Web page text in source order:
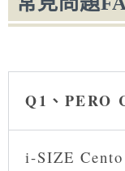
Q1、PERO
i-SIZE